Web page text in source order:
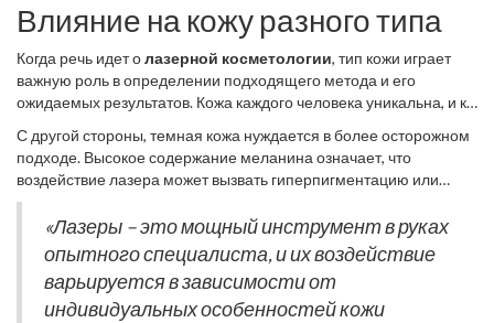
упущение может кончиться серьезными осложнениями,
которые будут влиять на здоровье в будущем. Помните, что ваш
комфорт и безопасность всегда должны быть приоритетом.
Влияние на кожу разного типа
Когда речь идет олазерной косметологии, тип кожи играет
важную роль в определении подходящего метода и его
ожидаемых результатов. Кожа каждого человека уникальна, и к
избежать нежелательных последствий. Например, обладатели
светлой кожи, как правило, более успешно переносят лазерные
процедуры благодаря меньшему содержанию меланина. Это
частой причиной ожогов. В то же время дистанция между
сессиями может быть короче, обеспечивая более быстрые
результаты.
С другой стороны, темная кожа нуждается в более осторожном
подходе. Высокое содержание меланина означает, что
воздействие лазера может вызвать гиперпигментацию или
даже ожоги, если не принять необходимых мер
предосторожности. Некоторыелазерные косметологические
аппараты разработаны с учетом этих особенностей и обладают
функцией настройки длины волны и уровнем энергии, чтобы
минимизировать риск. Известный дерматолог доктор Питер
Лантц однажды сказал:
«Лазеры – это мощный инструмент в руках
опытного специалиста, и их воздействие
варьируется в зависимости от
индивидуальных особенностей кожи